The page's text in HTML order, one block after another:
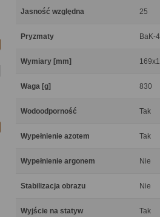
Jasność względna 25
Pryzmaty BaK-
Wymiary [mm]
Waga [g] 830
Wodoodporność Tak
Wypełnienie azotem Tak
Wypełnienie argonem Nie
Stabilizacja obrazu Nie
Wyjście na statyw Tak